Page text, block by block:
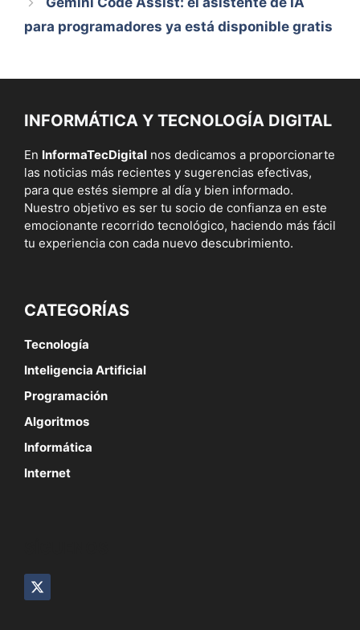
para programadores ya está disponible gratis
INFORMÁTICA Y TECNOLOGÍA DIGITAL
En InformaTecDigital nos dedicamos a proporcionarte
las noticias más recientes y sugerencias efectivas,
para que estés siempre al día y bien informado.
Nuestro objetivo es ser tu socio de confianza en este
emocionante recorrido tecnológico, haciendo más fácil
tu experiencia con cada nuevo descubrimiento.
CATEGORÍAS
Tecnología
Inteligencia Artificial
Programación
Algoritmos
Informática
Internet